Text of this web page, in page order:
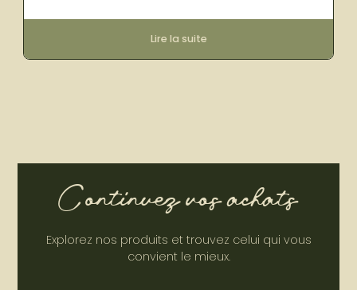
Lire la suite
Continuez vos achats
Explorez nos produits et trouvez celui qui vous
convient le mieux.